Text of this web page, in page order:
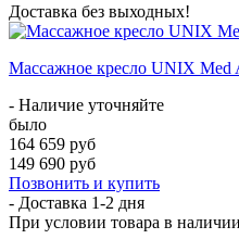
Доставка без выходных!
Массажное кресло UNIX Med
- Наличие уточняйте
было
164 659 руб
149 690 руб
Позвонить и купить
- Доставка 1-2 дня
При условии товара в